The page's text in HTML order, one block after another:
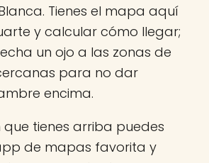
Tienes el mapa aquí
y calcular cómo llegar;
un ojo a las zonas de
para no dar
encima.
tienes arriba puedes
de mapas favorita y